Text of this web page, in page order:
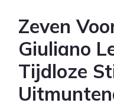
Zeven
Giuliano
Tijdloze